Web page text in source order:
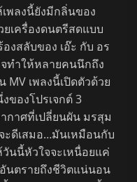
พลงนี้ยังมีกลิ่นของ
เครื่องดนตรีสดแบบ
งสลับของ เอ๊ะ กับ อร
ทำให้หลายคนนึกถึง
MV เพลงนี้เปิดตัวด้วย
ของโปรเจกต์ 3
กาศที่เปลี่ยนผัน มรสุม
ะดีเสมอ…มันเหมือนกับ
นนี้หัวใจจะเหนื่อยแค่
นตรายถึงชีวิตแน่นอน